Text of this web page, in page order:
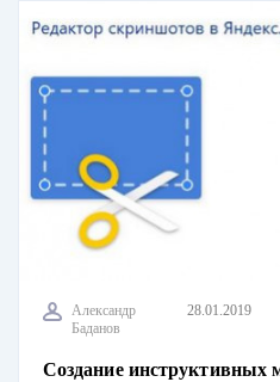
Александр
Баданов
28.01.2019
Создание инструктивных